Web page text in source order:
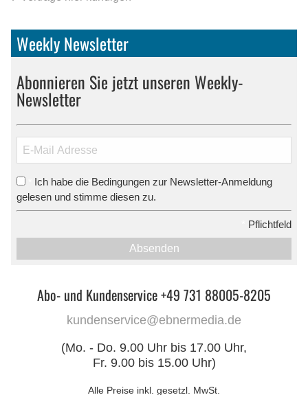
Weekly Newsletter
Abonnieren Sie jetzt unseren Weekly-
Newsletter
Ich habe die Bedingungen zur Newsletter-Anmeldung
gelesen und stimme diesen zu.
Pflichtfeld
Absenden
Abo- und Kundenservice +49 731 88005-8205
kundenservice@ebnermedia.de
(Mo. - Do. 9.00 Uhr bis 17.00 Uhr,
Fr. 9.00 bis 15.00 Uhr)
Alle Preise inkl. gesetzl. MwSt.